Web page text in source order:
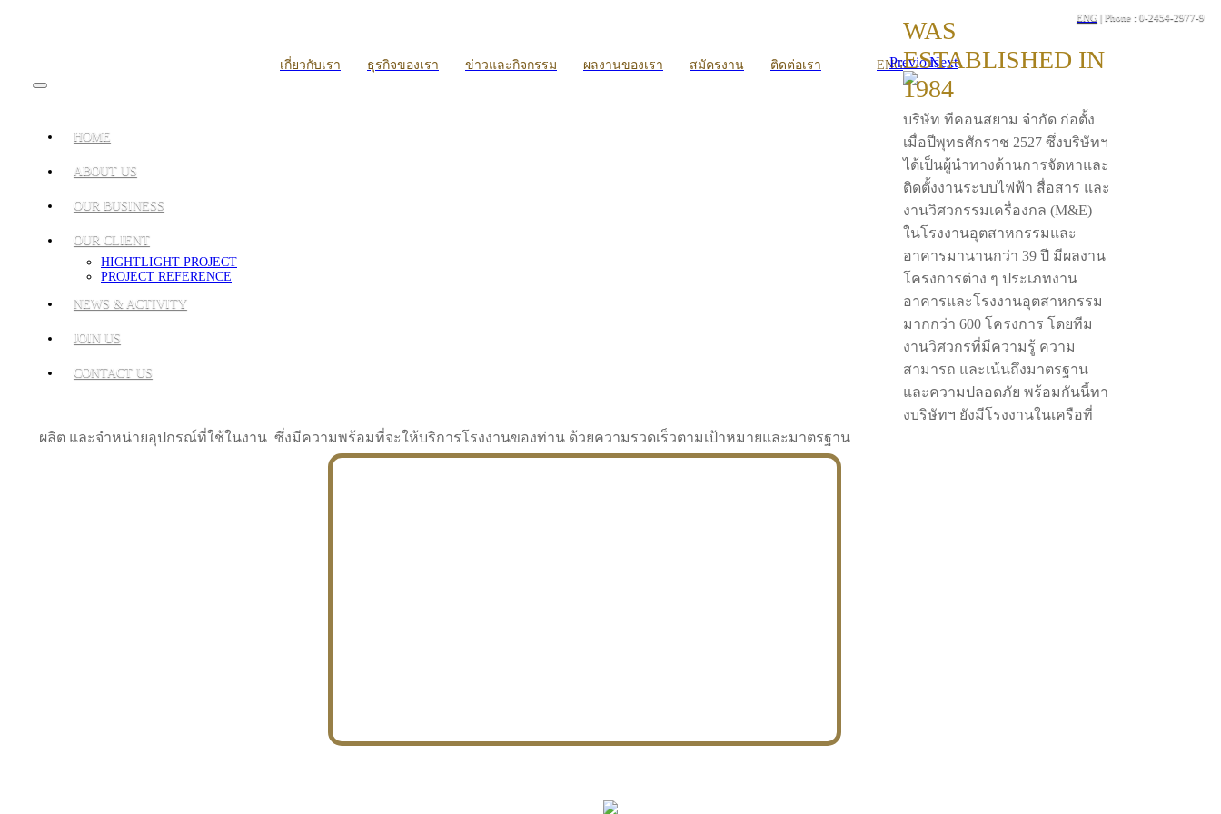
ENG | Phone : 0-2454-2977-9
เกี่ยวกับเรา ธุรกิจของเรา ข่าวและกิจกรรม ผลงานของเรา สมัครงาน ติดต่อเรา | ENG
HOME
ABOUT US
OUR BUSINESS
OUR CLIENT
HIGHTLIGHT PROJECT
PROJECT REFERENCE
NEWS & ACTIVITY
JOIN US
CONTACT US
PreviousNext
WAS
ESTABLISHED IN
1984
บริษัท ทีคอนสยาม จำกัด ก่อตั้ง
เมื่อปีพุทธศักราช 2527 ซึ่งบริษัทฯ
ได้เป็นผู้นำทางด้านการจัดหาและ
ติดตั้งงานระบบไฟฟ้า สื่อสาร และ
งานวิศวกรรมเครื่องกล (M&E)
ในโรงงานอุตสาหกรรมและ
อาคารมานานกว่า 39 ปี มีผลงาน
โครงการต่าง ๆ ประเภทงาน
อาคารและโรงงานอุตสาหกรรม
มากกว่า 600 โครงการ โดยทีม
งานวิศวกรที่มีความรู้ ความ
สามารถ และเน้นถึงมาตรฐาน
และความปลอดภัย พร้อมกันนี้ทา
งบริษัทฯ ยังมีโรงงานในเครือที่
ผลิต และจำหน่ายอุปกรณ์ที่ใช้ในงาน ซึ่งมีความพร้อมที่จะให้บริการโรงงานของท่าน ด้วยความรวดเร็วตามเป้าหมายและมาตรฐาน